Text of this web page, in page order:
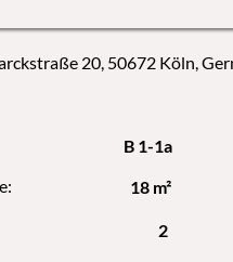
20, 50672 Köln,
B 1-1a
2
18 m²